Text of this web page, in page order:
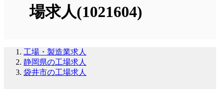
場求人(1021604)
工場・製造業求人
静岡県の工場求人
袋井市の工場求人